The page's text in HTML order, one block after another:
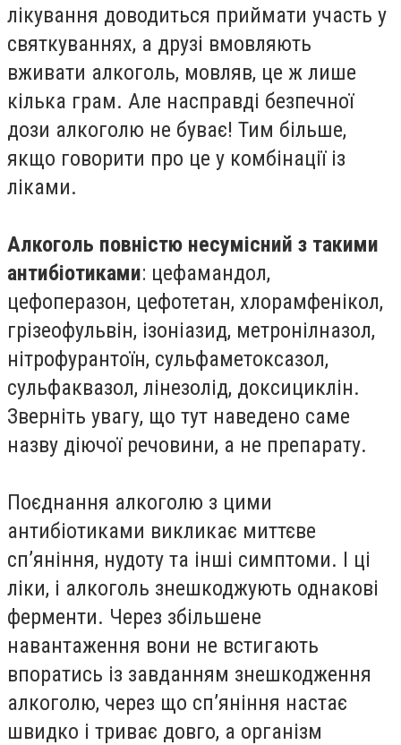
лікування доводиться приймати участь у
святкуваннях, а друзі вмовляють
вживати алкоголь, мовляв, це ж лише
кілька грам. Але насправді безпечної
дози алкоголю не буває! Тим більше,
якщо говорити про це у комбінації із
ліками.
Алкоголь повністю несумісний з такими
антибіотиками: цефамандол,
цефоперазон, цефотетан, хлорамфенікол,
грізеофульвін, ізоніазид, метронілназол,
нітрофурантоїн, сульфаметоксазол,
сульфаквазол, лінезолід, доксициклін.
Зверніть увагу, що тут наведено саме
назву діючої речовини, а не препарату.
Поєднання алкоголю з цими
антибіотиками викликає миттєве
сп’яніння, нудоту та інші симптоми. І ці
ліки, і алкоголь знешкоджують однакові
ферменти. Через збільшене
навантаження вони не встигають
впоратись із завданням знешкодження
алкоголю, через що сп’яніння настає
швидко і триває довго, а організм